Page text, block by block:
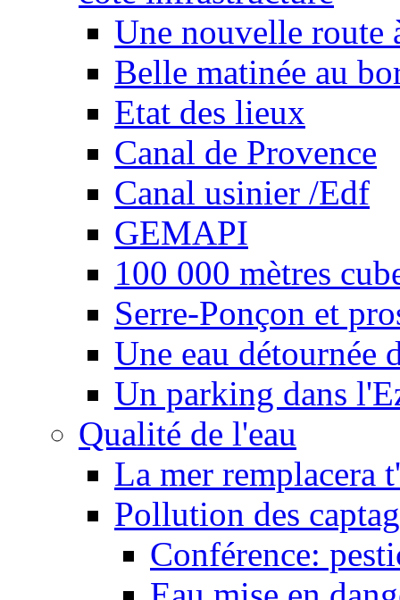
Une nouvelle route
Belle matinée au
Etat des lieux
Canal de Provence
Canal usinier /Edf
GEMAPI
100 000 mètres
Serre-Ponçon et
Une eau détournée
Un parking dans
Qualité de l'eau
La mer remplacera
Pollution des
Conférence: